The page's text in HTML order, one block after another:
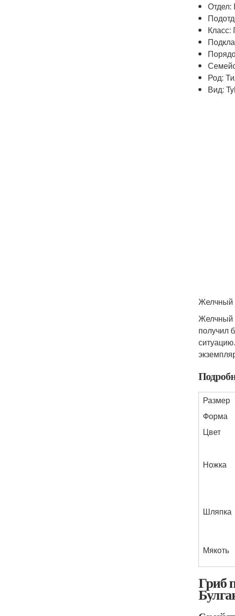
Отдел:
Класс:
Род:
Вид:
Желчный
Желчный
получил
Размер
Форма
Цвет
Ножка
Шляпка
Мякоть
Гриб